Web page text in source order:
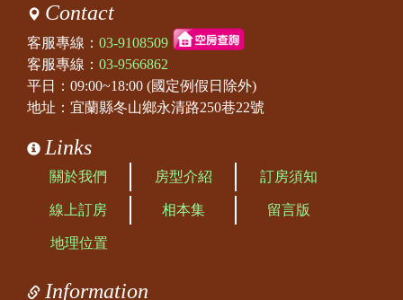
Contact
客服專線： 03-9108509
客服專線： 03-9566862
平日：09:00~18:00 (國定例假日除外)
地址：宜蘭縣冬山鄉永清路250巷22號
Links
關於我們 房型介紹 訂房須知
線上訂房 相本集 留言版
地理位置
Information